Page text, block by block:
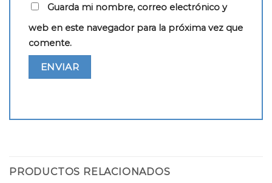
Guarda mi nombre, correo electrónico y
web en este navegador para la próxima vez que
comente.
PRODUCTOS RELACIONADOS